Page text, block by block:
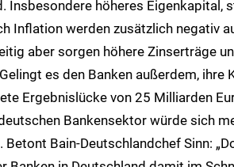
Insbesondere höheres Eigenkapital,
Inflation werden zusätzlich negativ
aber sorgen höhere Zinserträge
es den Banken außerdem, ihre
Ergebnislücke von 25 Milliarden
Bankensektor würde sich
Bain-Deutschlandchef Sinn: